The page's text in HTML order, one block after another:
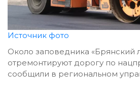
Источник фото
Около заповедника «Брянский
отремонтируют дорогу по
сообщили в региональном